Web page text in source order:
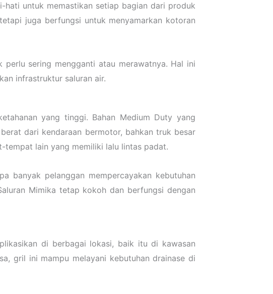
untuk memastikan setiap bagian dari produk
juga berfungsi untuk menyamarkan kotoran
sering mengganti atau merawatnya. Hal ini
infrastruktur saluran air.
yang tinggi. Bahan Medium Duty yang
dari kendaraan bermotor, bahkan truk besar
tempat lain yang memiliki lalu lintas padat.
banyak pelanggan mempercayakan kebutuhan
Mimika tetap kokoh dan berfungsi dengan
di berbagai lokasi, baik itu di kawasan
gril ini mampu melayani kebutuhan drainase di